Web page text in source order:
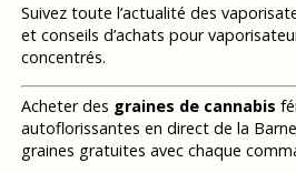
Suivez toute l’actualité des
et conseils d’achats pour
concentrés.
Acheter des graines de cannabis
autoflorissantes en direct de la
graines gratuites avec chaque